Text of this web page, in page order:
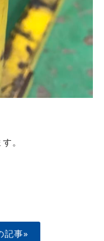
。
記事»